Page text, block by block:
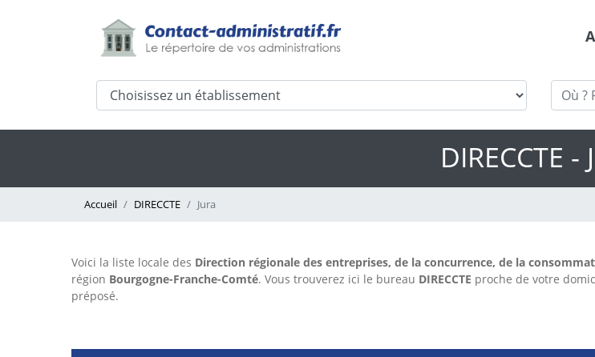
DIRECCTE -
Accueil DIRECCTE Jura
Voici la liste locale des Direction régionale des entreprises, de la concurrence, de la
région Bourgogne-Franche-Comté. Vous trouverez ici le bureau DIRECCTE proche de votre
préposé.